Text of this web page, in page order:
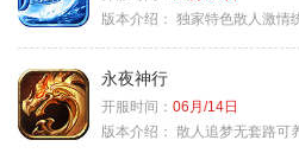
版本介绍： 独家特色散人激情
永夜神行
开服时间： 06月/14日
版本介绍： 散人追梦无套路可